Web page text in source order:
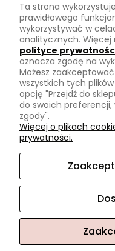
Zwroty
Tu mnie znajdziesz
Kontakt
O mnie
Instagram
Na skróty
Promocje
Sklep internetowy
Ta strona
prawidłowego
wykorzystywać w
analitycznych.
polityce
oznacza zgodę na
Możesz
wszystkich tych
opcję "Przejdź do
do swoich
zgody".
Więcej o plikach
prywatności.